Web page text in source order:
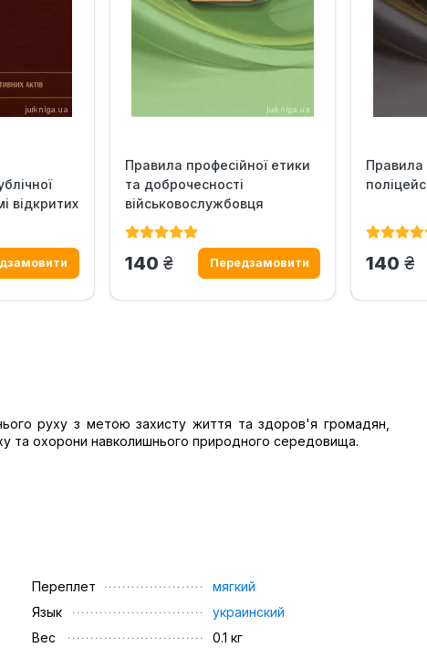
відкритих
Правила професійної етики
та доброчесності
військовослужбовця
Служби...
140 грн.
Правила
140
руху з метою захисту життя та здоров'я громадян,
та охорони навколишнього природного середовища.
Переплет
мягкий
Язык
украинский
Вес
0.1 кг